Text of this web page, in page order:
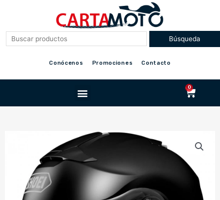
Conócenos Promociones Contacto
Menu 0